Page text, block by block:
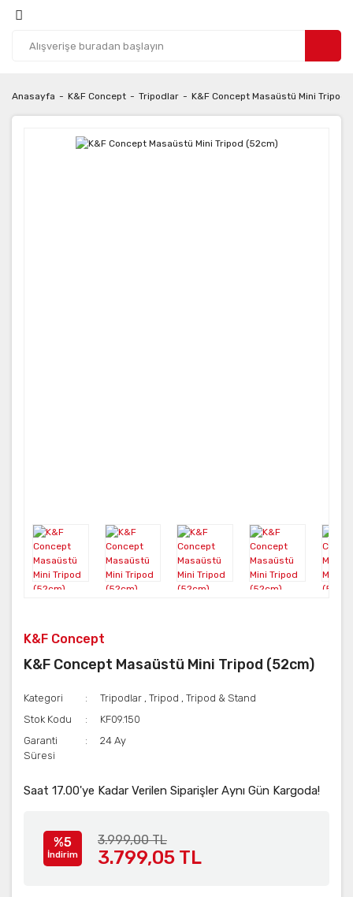
Anasayfa K&F Concept Tripodlar K&F Concept Masaüstü Mini Tripod
K&F Concept
K&F Concept Masaüstü Mini Tripod (52cm)
Kategori Tripodlar , Tripod , Tripod & Stand
Stok Kodu
KF09.150
Garanti
Süresi
24 Ay
Saat 17.00'ye Kadar Verilen Siparişler Aynı Gün Kargoda!
%5
İndirim
3.999,00 TL
3.799,05 TL